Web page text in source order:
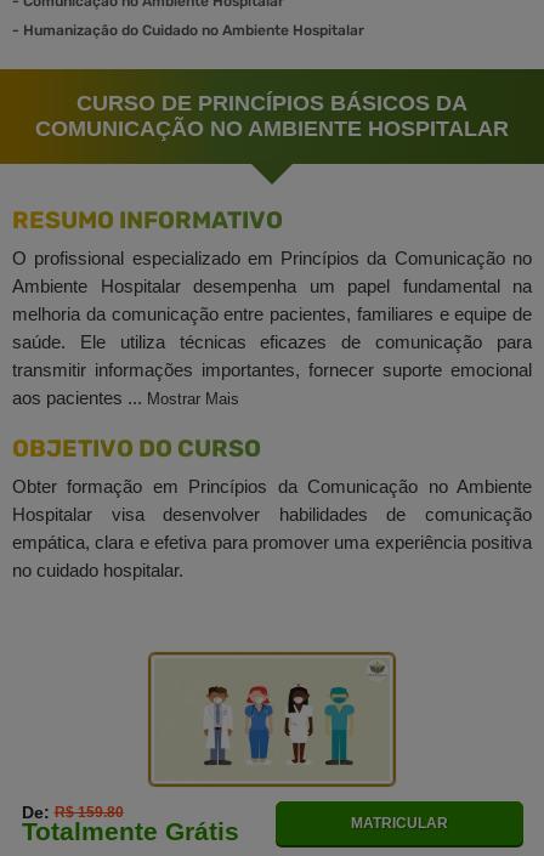
- Humanização do Cuidado no Ambiente Hospitalar
CURSO DE PRINCÍPIOS BÁSICOS DA
COMUNICAÇÃO NO AMBIENTE HOSPITALAR
RESUMO INFORMATIVO
O profissional especializado em Princípios da Comunicação no
Ambiente Hospitalar desempenha um papel fundamental na
melhoria da comunicação entre pacientes, familiares e equipe de
saúde. Ele utiliza técnicas eficazes de comunicação para
transmitir informações importantes, fornecer suporte emocional
aos pacientes ... Mostrar Mais
OBJETIVO DO CURSO
Obter formação em Princípios da Comunicação no Ambiente
Hospitalar visa desenvolver habilidades de comunicação
empática, clara e efetiva para promover uma experiência positiva
no cuidado hospitalar.
De:R$ 159.80
Totalmente Grátis MATRICULAR